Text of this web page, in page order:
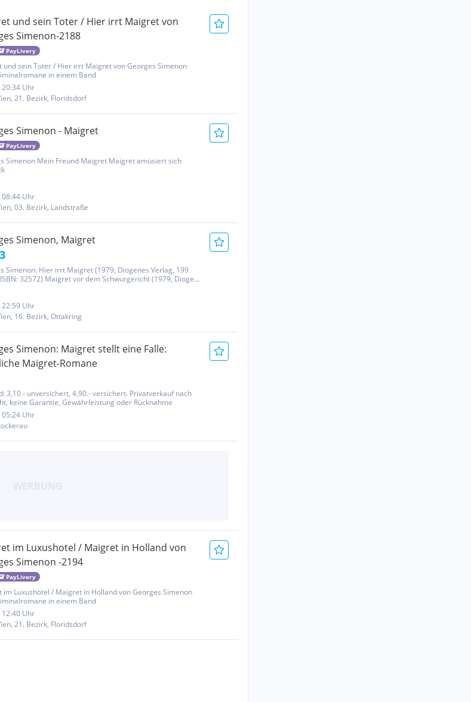
und sein Toter / Hier irrt Maigret von
Simenon-2188
PayLivery
und sein Toter / Hier irrt Maigret von Georges Simenon
in einem Band
20:34 Uhr
21. Bezirk, Floridsdorf
Simenon - Maigret
PayLivery
Simenon Mein Freund Maigret Maigret amüsiert sich
08:44 Uhr
03. Bezirk, Landstraße
Simenon, Maigret
Simenon: Hier irrt Maigret (1979, Diogenes Verlag, 199
32572) Maigret vor dem Schwurgericht (1979, Diogen.
22:59 Uhr
16. Bezirk, Ottakring
Simenon: Maigret stellt eine Falle:
Maigret-Romane
3,10.- unversichert, 4,90.- versichert. Privatverkauf nach
keine Garantie, Gewährleistung oder Rücknahme
05:24 Uhr
im Luxushotel / Maigret in Holland von
Simenon -2194
PayLivery
im Luxushotel / Maigret in Holland von Georges Simenon
in einem Band
12:40 Uhr
21. Bezirk, Floridsdorf